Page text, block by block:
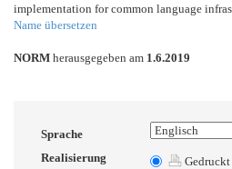
implementation for common language
Name übersetzen
NORM herausgegeben am 1.6.2019
Sprache
Realisierung